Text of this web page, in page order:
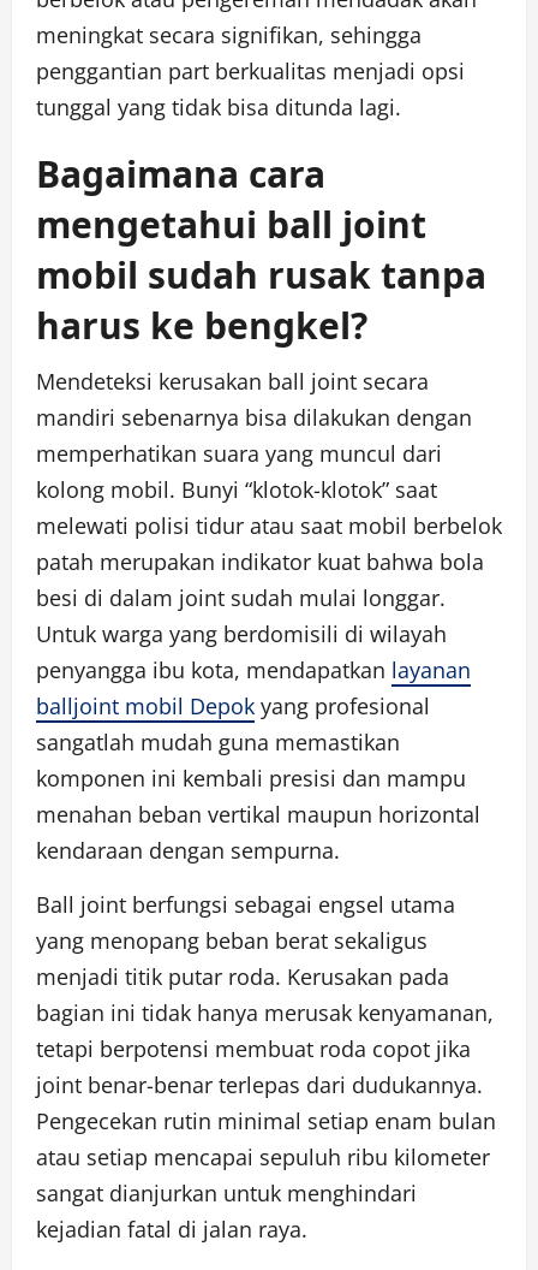
meningkat secara signifikan, sehingga
penggantian part berkualitas menjadi opsi
tunggal yang tidak bisa ditunda lagi.
Bagaimana cara
mengetahui ball joint
mobil sudah rusak tanpa
harus ke bengkel?
Mendeteksi kerusakan ball joint secara
mandiri sebenarnya bisa dilakukan dengan
memperhatikan suara yang muncul dari
kolong mobil. Bunyi “klotok-klotok” saat
melewati polisi tidur atau saat mobil berbelok
patah merupakan indikator kuat bahwa bola
besi di dalam joint sudah mulai longgar.
Untuk warga yang berdomisili di wilayah
penyangga ibu kota, mendapatkan layanan
balljoint mobil Depok yang profesional
sangatlah mudah guna memastikan
komponen ini kembali presisi dan mampu
menahan beban vertikal maupun horizontal
kendaraan dengan sempurna.
Ball joint berfungsi sebagai engsel utama
yang menopang beban berat sekaligus
menjadi titik putar roda. Kerusakan pada
bagian ini tidak hanya merusak kenyamanan,
tetapi berpotensi membuat roda copot jika
joint benar-benar terlepas dari dudukannya.
Pengecekan rutin minimal setiap enam bulan
atau setiap mencapai sepuluh ribu kilometer
sangat dianjurkan untuk menghindari
kejadian fatal di jalan raya.